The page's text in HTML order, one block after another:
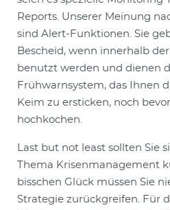
Reports. Unserer Meinung
sind Alert-Funktionen. Sie
Bescheid, wenn innerhalb
benutzt werden und dienen
Frühwarnsystem, das Ihnen
Keim zu ersticken, noch
hochkochen.
Last but not least sollten Sie
Thema Krisenmanagement
bisschen Glück müssen Sie
Strategie zurückgreifen. Für